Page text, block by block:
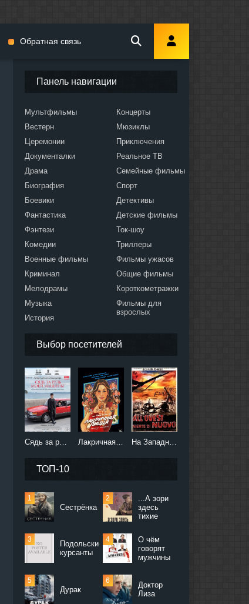
Панель навигации
Мультфильмы
Вестерн
Церемонии
Документалки
Драма
Биография
Боевики
Фантастика
Фэнтези
Комедии
Военные фильмы
Криминал
Мелодрамы
Музыка
История
Концерты
Мюзиклы
Приключения
Реальное ТВ
Семейные фильмы
Спорт
Детективы
Детские фильмы
Ток-шоу
Триллеры
Фильмы ужасов
Общие фильмы
Короткометражки
Фильмы для
взрослых
Выбор посетителей
Сядь за руль моей машины (2021) Лакричная пицца (2021) На Западном фронте без перемен (2022)
ТОП-10
Сестрёнка
...А зори
здесь
тихие
Подольские
курсанты
О чём
говорят
мужчины
Дурак
Доктор
Лиза
Обратная связь